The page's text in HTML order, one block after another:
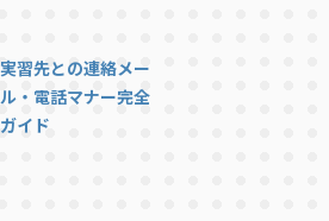
実習先との連絡メー
ル・電話マナー完全
ガイド